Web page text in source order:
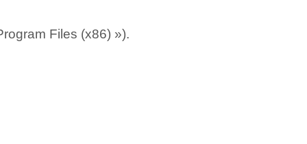
Files (x86) »).